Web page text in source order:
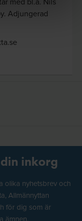
Adjungerad
inkorg
olika nyhetsbrev och
Allmännyttan
för dig som är
ämnen.